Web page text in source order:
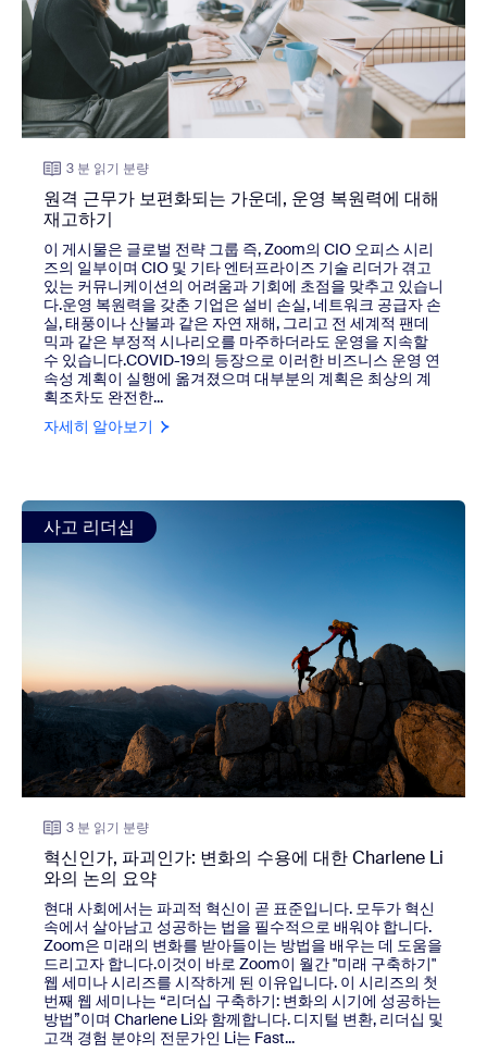
3 분 읽기 분량
원격 근무가 보편화되는 가운데, 운영 복원력에 대해
재고하기
이 게시물은 글로벌 전략 그룹 즉, Zoom의 CIO 오피스 시리
즈의 일부이며 CIO 및 기타 엔터프라이즈 기술 리더가 겪고
있는 커뮤니케이션의 어려움과 기회에 초점을 맞추고 있습니
다.운영 복원력을 갖춘 기업은 설비 손실, 네트워크 공급자 손
실, 태풍이나 산불과 같은 자연 재해, 그리고 전 세계적 팬데
믹과 같은 부정적 시나리오를 마주하더라도 운영을 지속할
수 있습니다.COVID-19의 등장으로 이러한 비즈니스 운영 연
속성 계획이 실행에 옮겨졌으며 대부분의 계획은 최상의 계
획조차도 완전한...
자세히 알아보기
view: 혁신인가, 파괴인가: 변화의 수용에 대한 Charlene Li
사고 리더십
3 분 읽기 분량
혁신인가, 파괴인가: 변화의 수용에 대한 Charlene Li
와의 논의 요약
현대 사회에서는 파괴적 혁신이 곧 표준입니다. 모두가 혁신
속에서 살아남고 성공하는 법을 필수적으로 배워야 합니다.
Zoom은 미래의 변화를 받아들이는 방법을 배우는 데 도움을
드리고자 합니다.이것이 바로 Zoom이 월간 "미래 구축하기"
웹 세미나 시리즈를 시작하게 된 이유입니다. 이 시리즈의 첫
번째 웹 세미나는 “리더십 구축하기: 변화의 시기에 성공하는
방법”이며 Charlene Li와 함께합니다. 디지털 변환, 리더십 및
고객 경험 분야의 전문가인 Li는 Fast...